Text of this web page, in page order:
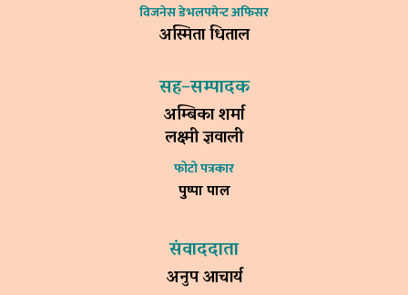
विजनेस डेभलपमेन्ट अफिसर
अस्मिता धिताल
सह–सम्पादक
अम्बिका शर्मा
लक्ष्मी ज्ञवाली
फोटो पत्रकार
पुष्पा पाल
संवाददाता
अनुप आचार्य